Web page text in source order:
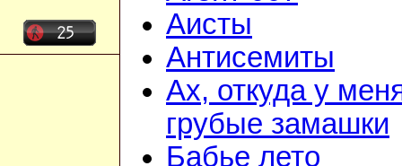
Аисты
Антисемиты
Ах, откуда у
грубые замашки
Бабье лето